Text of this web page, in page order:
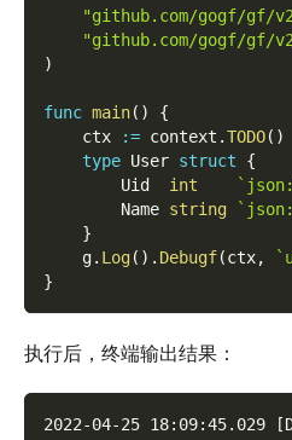
"github.com/gogf/gf/
"github.com/gogf/gf/
)
func main( )
{
    ctx
:= context .TODO( )
type User struct
{
        Uid
int
        Name
string
}
    g
. Log( ) . Debugf(ctx,
}
执行后，终端输出结果：
2022-04-25 18:09:45.029